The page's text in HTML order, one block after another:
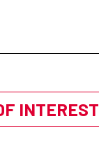
INTEREST